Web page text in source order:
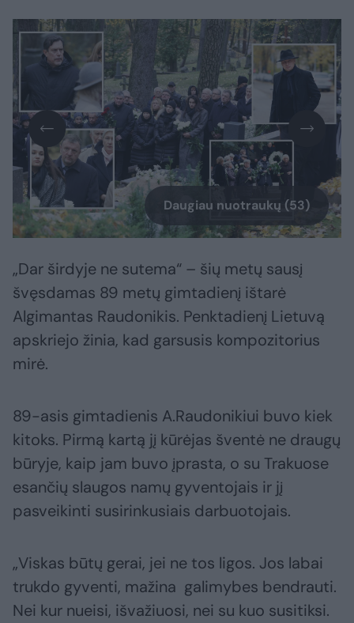
Daugiau nuotraukų (53)
„Dar širdyje ne sutema“ – šių metų sausį
švęsdamas 89 metų gimtadienį ištarė
Algimantas Raudonikis. Penktadienį Lietuvą
apskriejo žinia, kad garsusis kompozitorius
mirė.
89-asis gimtadienis A.Raudonikiui buvo kiek
kitoks. Pirmą kartą jį kūrėjas šventė ne draugų
būryje, kaip jam buvo įprasta, o su Trakuose
esančių slaugos namų gyventojais ir jį
pasveikinti susirinkusiais darbuotojais.
„Viskas būtų gerai, jei ne tos ligos. Jos labai
trukdo gyventi, mažina galimybes bendrauti.
Nei kur nueisi, išvažiuosi, nei su kuo susitiksi.